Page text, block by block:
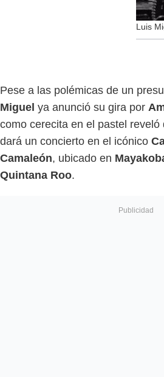
Luis
Pese a las polémicas de un
Miguel ya anunció su gira por
como cerecita en el pastel
dará un concierto en el icónico
Camaleón, ubicado en
Quintana Roo.